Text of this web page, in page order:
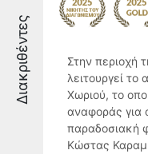
Διακριθέντες
Στην περιοχή
λειτουργεί το
Χωριού, το
αναφοράς για
παραδοσιακή
Κώστας